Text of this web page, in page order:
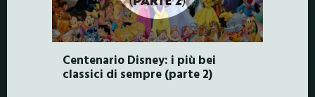
Centenario Disney: i più bei
classici di sempre (parte 2)